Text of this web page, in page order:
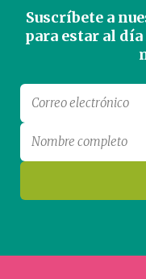
Suscríbete a
para estar al